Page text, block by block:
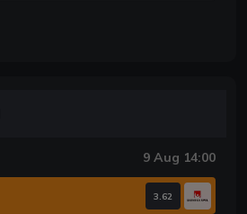
9 Aug 14:00
3.62